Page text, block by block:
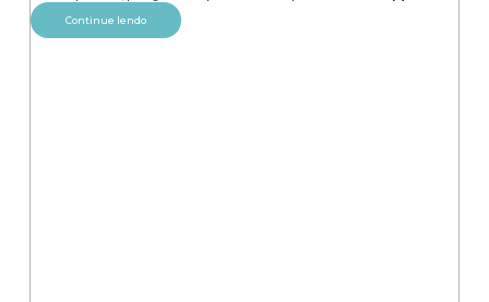
Continue lendo